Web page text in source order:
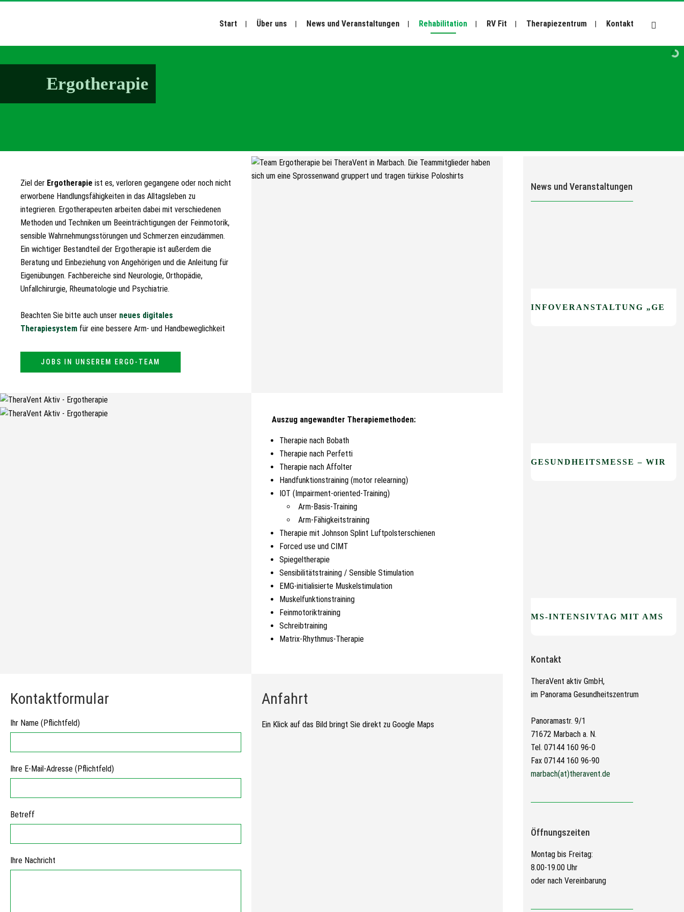
Start Über uns News und Veranstaltungen Rehabilitation RV Fit Therapiezentrum Kontakt
Ergotherapie
Ziel der Ergotherapie ist es, verloren gegangene oder noch nicht
erworbene Handlungsfähigkeiten in das Alltagsleben zu
integrieren. Ergotherapeuten arbeiten dabei mit verschiedenen
Methoden und Techniken um Beeinträchtigungen der Feinmotorik,
sensible Wahrnehmungsstörungen und Schmerzen einzudämmen.
Ein wichtiger Bestandteil der Ergotherapie ist außerdem die
Beratung und Einbeziehung von Angehörigen und die Anleitung für
Eigenübungen. Fachbereiche sind Neurologie, Orthopädie,
Unfallchirurgie, Rheumatologie und Psychiatrie.
Beachten Sie bitte auch unser neues digitales
Therapiesystem für eine bessere Arm- und Handbeweglichkeit
JOBS IN UNSEREM ERGO-TEAM
Auszug angewandter Therapiemethoden:
Therapie nach Bobath
Therapie nach Perfetti
Therapie nach Affolter
Handfunktionstraining (motor relearning)
IOT (Impairment-oriented-Training)
Arm-Basis-Training
Arm-Fähigkeitstraining
Therapie mit Johnson Splint Luftpolsterschienen
Forced use und CIMT
Spiegeltherapie
Sensibilitätstraining / Sensible Stimulation
EMG-initialisierte Muskelstimulation
Muskelfunktionstraining
Feinmotoriktraining
Schreibtraining
Matrix-Rhythmus-Therapie
Kontaktformular
Ihr Name (Pflichtfeld)
Ihre E-Mail-Adresse (Pflichtfeld)
Betreff
Ihre Nachricht
Anfahrt
Ein Klick auf das Bild bringt Sie direkt zu Google Maps
News und Veranstaltungen
Kontakt
TheraVent aktiv GmbH,
im Panorama Gesundheitszentrum
Panoramastr. 9/1
71672 Marbach a. N.
Tel. 07144 160 96-0
Fax 07144 160 96-90
marbach(at)theravent.de
Öffnungszeiten
Montag bis Freitag:
8.00-19.00 Uhr
oder nach Vereinbarung